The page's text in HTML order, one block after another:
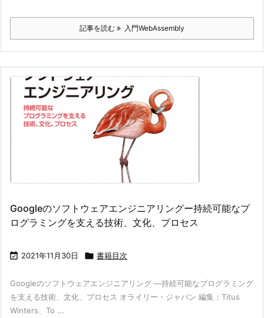
記事を読む 入門WebAssembly
Googleのソフトウェアエンジニアリングー持続可能なプ
ログラミングを支える技術、文化、プロセス
 2021年11月30日  書籍目次
Googleのソフトウェアエンジニアリング ―持続可能なプログラミング
を支える技術、文化、プロセス オライリー・ジャパン 編集：Titus
Winters、To ...